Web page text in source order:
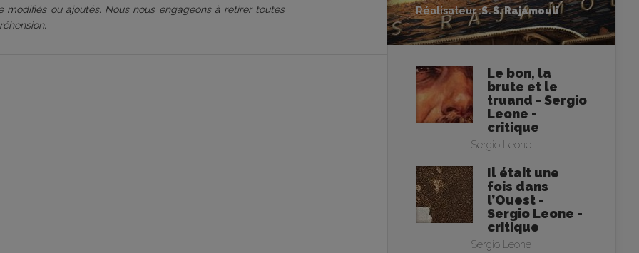
ou ajoutés. Nous nous engageons à retirer toutes
Réalisateur :S. S. Rajamouli
Le bon, la
brute et le
truand - Sergio
Leone -
critique
Sergio Leone
Il était une
fois dans
l’Ouest -
Sergio Leone -
critique
Sergio Leone